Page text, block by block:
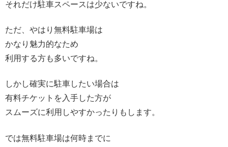
それだけ駐車スペースは少ないですね。
ただ、やはり無料駐車場は
かなり魅力的なため
利用する方も多いですね。
しかし確実に駐車したい場合は
有料チケットを入手した方が
スムーズに利用しやすかったりもします。
では無料駐車場は何時までに